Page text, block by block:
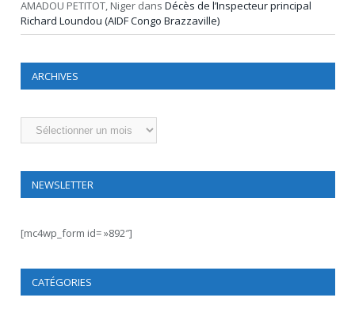
AMADOU PETITOT, Niger dans Décès de l’Inspecteur principal
Richard Loundou (AIDF Congo Brazzaville)
ARCHIVES
Archives
NEWSLETTER
[mc4wp_form id= »892″]
CATÉGORIES